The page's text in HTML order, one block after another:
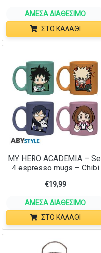
ΆΜΕΣΑ ΔΙΑΘΈΣΙΜΟ
ΣΤΟ ΚΑΛΆΘΙ
MY HERO ACADEMIA –
4 espresso mugs – Chibi
€19,99
ΆΜΕΣΑ ΔΙΑΘΈΣΙΜΟ
ΣΤΟ ΚΑΛΆΘΙ